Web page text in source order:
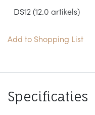
Add to Shopping List
Specificaties